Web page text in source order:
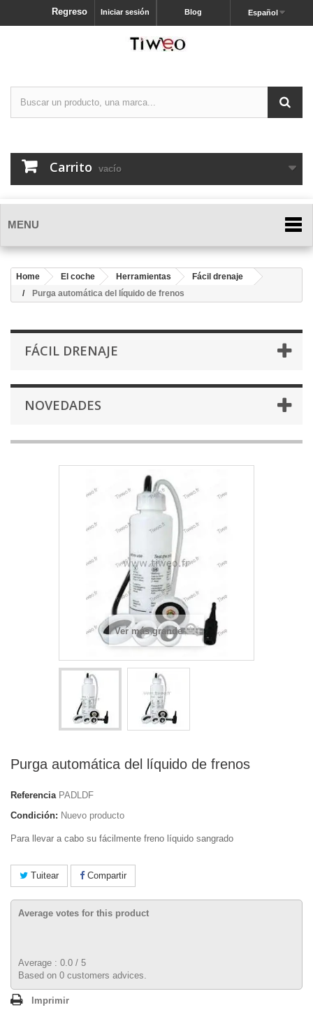
Español
Blog
Iniciar sesión
Regreso
Carrito vacío
MENU
Home El coche Herramientas
Fácil drenaje
Purga automática del líquido de frenos
FÁCIL DRENAJE
NOVEDADES
Ver más grande
Purga automática del líquido de frenos
Referencia PADLDF
Condición: Nuevo producto
Para llevar a cabo su fácilmente freno líquido sangrado
Tuitear Compartir
Average votes for this product
Average : 0.0 / 5
Based on 0 customers advices.
Imprimir